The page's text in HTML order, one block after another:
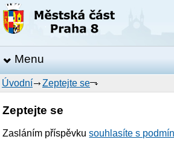
Menu
Úvodní Zeptejte se
Zeptejte se
Zasláním příspěvkusouhlasíte s